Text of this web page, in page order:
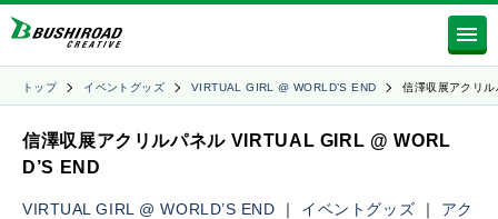
トップ イベントグッズ VIRTUAL GIRL @ WORLD’S END 信澤収展アクリ
信澤収展アクリルパネル VIRTUAL GIRL @ WORL
D’S END
VIRTUAL GIRL @ WORLD’S END ｜ イベントグッズ ｜ アク